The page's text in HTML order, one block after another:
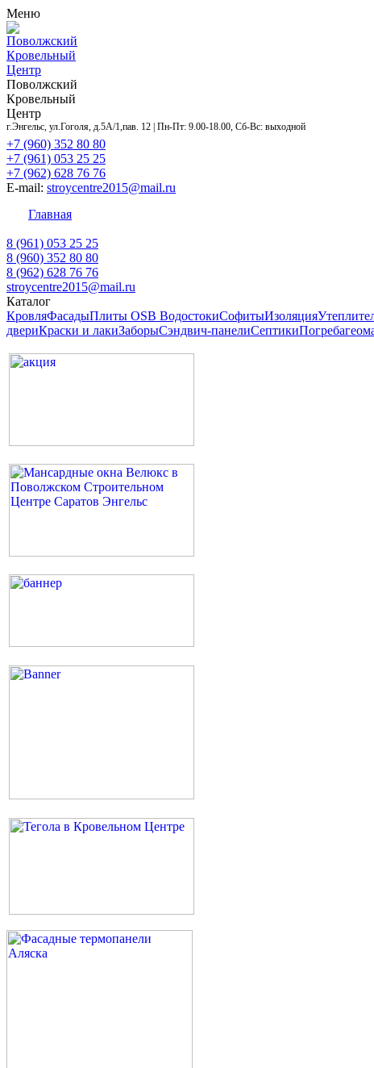
Меню
Поволжский
Кровельный
Центр
Поволжский
Кровельный
Центр
г.Энгельс, ул.Гоголя, д.5А/1,пав. 12 | Пн-Пт: 9.00-18.00, Сб-Вс: выходной
+7 (960) 352 80 80
+7 (961) 053 25 25
+7 (962) 628 76 76
E-mail: stroycentre2015@mail.ru
Главная
8 (961) 053 25 25
8 (960) 352 80 80
8 (962) 628 76 76
stroycentre2015@mail.ru
Каталог
КровляФасадыПлиты OSB ВодостокиСофитыИзоляция
двериКраски и лакиЗаборыСэндвич-панелиСептикиПогреба